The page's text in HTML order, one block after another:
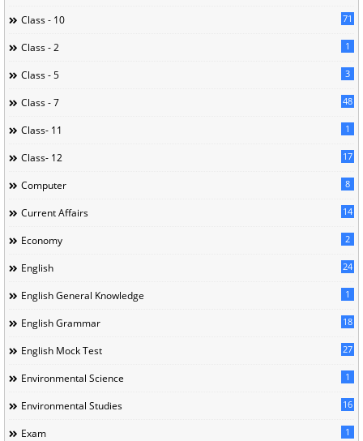
Class - 10 71
Class - 2 1
Class - 5 3
Class - 7 48
Class- 11 1
Class- 12 17
Computer 8
Current Affairs 14
Economy 2
English 24
English General Knowledge 1
English Grammar 18
English Mock Test 27
Environmental Science 1
Environmental Studies 16
Exam 1